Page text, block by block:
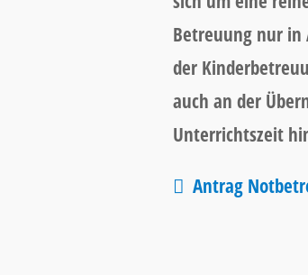
Betreuung nur in
der
auch an der
Unterrichtszeit
Antrag